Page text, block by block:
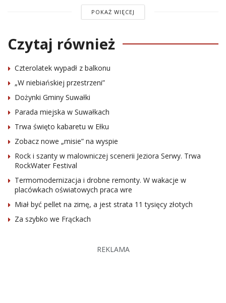
POKAŻ WIĘCEJ
Czytaj również
Czterolatek wypadł z balkonu
„W niebiańskiej przestrzeni”
Dożynki Gminy Suwałki
Parada miejska w Suwałkach
Trwa święto kabaretu w Ełku
Zobacz nowe „misie” na wyspie
Rock i szanty w malowniczej scenerii Jeziora Serwy. Trwa
RockWater Festival
Termomodernizacja i drobne remonty. W wakacje w
placówkach oświatowych praca wre
Miał być pellet na zimę, a jest strata 11 tysięcy złotych
Za szybko we Frąckach
REKLAMA